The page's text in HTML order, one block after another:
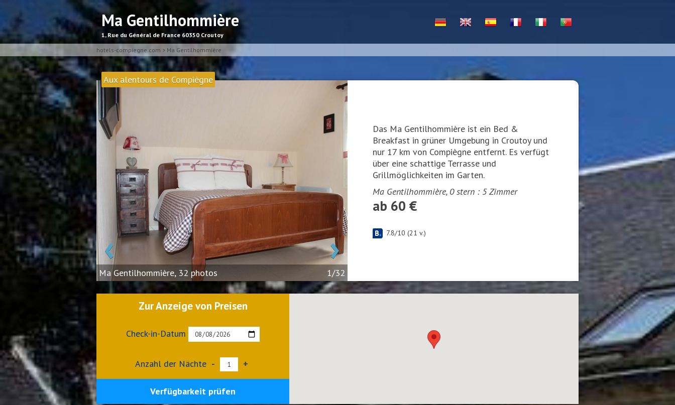
Ma Gentilhommière
1, Rue du Général de France 60350 Croutoy
hotels-compiegne.com > Ma Gentilhommière
Aux alentours de Compiègne
‹ ›
Ma Gentilhommière, 32 photos 1/32
Das Ma Gentilhommière ist ein Bed &
Breakfast in grüner Umgebung in Croutoy und
nur 17 km von Compiègne entfernt. Es verfügt
über eine schattige Terrasse und
Grillmöglichkeiten im Garten.
Ma Gentilhommière, 0 stern : 5 Zimmer
ab 60 €
7.8/10 (21 v.)
Zur Anzeige von Preisen
Check-in-Datum
Anzahl der Nächte - +
Verfügbarkeit prüfen